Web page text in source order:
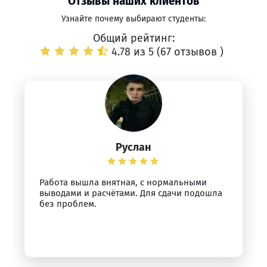
Узнайте почему выбирают студенты:
Общий рейтинг:
4.78 из 5 (67 отзывов )
Руслан
Работа вышла внятная, с нормальными
выводами и расчётами. Для сдачи подошла
без проблем.